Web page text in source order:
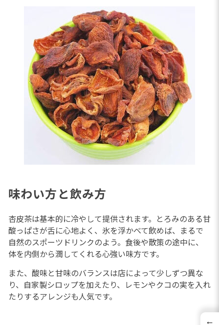
味わい方と飲み方
杏皮茶は基本的に冷やして提供されます。とろみのある甘
酸っぱさが舌に心地よく、氷を浮かべて飲めば、まるで
自然のスポーツドリンクのよう。食後や散策の途中に、
体を内側から潤してくれる心強い味方です。
また、酸味と甘味のバランスは店によって少しずつ異な
り、自家製シロップを加えたり、レモンやクコの実を入れ
たりするアレンジも人気です。
←